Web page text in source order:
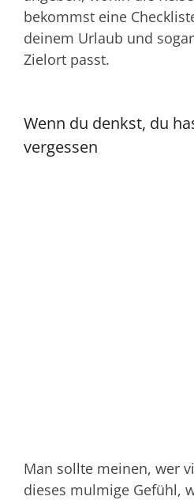
bekommst eine
deinem Urlaub und
Zielort passt.
Wenn du denkst, du
vergessen
Man sollte meinen, wer
dieses mulmige Gefühl,